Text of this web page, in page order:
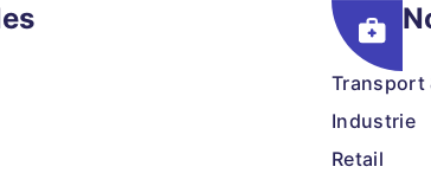
Transport
Industrie
Retail